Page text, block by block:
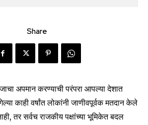
Share
अपमान करण्याची परंपरा आपल्या देशात
काही वर्षांत लोकांनी जाणीवपूर्वक मतदान केले
तर सर्वच राजकीय पक्षांच्या भूमिकेत बदल